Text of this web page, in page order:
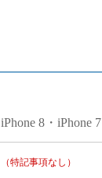
iPhone 8・iPhone 7
（特記事項なし）